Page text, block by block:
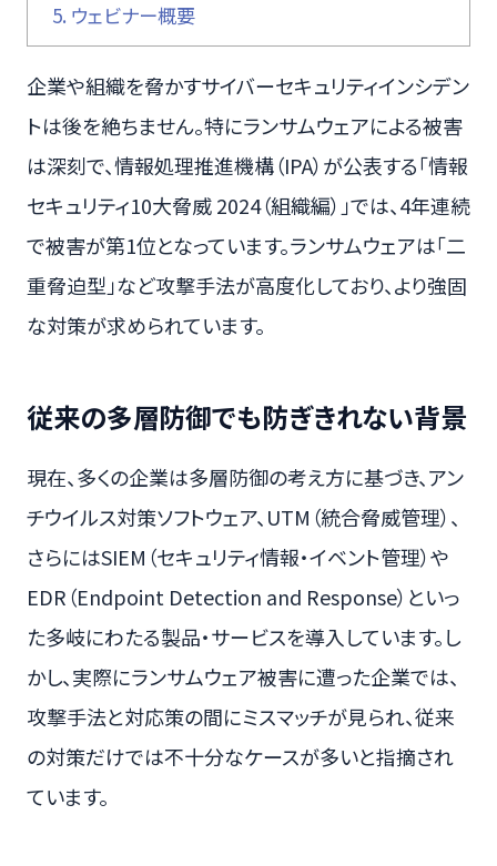
5. ウェビナー概要
企業や組織を脅かすサイバーセキュリティインシデン
トは後を絶ちません。特にランサムウェアによる被害
は深刻で、情報処理推進機構（IPA）が公表する「情報
セキュリティ10大脅威 2024（組織編）」では、4年連続
で被害が第1位となっています。ランサムウェアは「二
重脅迫型」など攻撃手法が高度化しており、より強固
な対策が求められています。
従来の多層防御でも防ぎきれない背景
現在、多くの企業は多層防御の考え方に基づき、アン
チウイルス対策ソフトウェア、UTM（統合脅威管理）、
さらにはSIEM（セキュリティ情報・イベント管理）や
EDR（Endpoint Detection and Response）といっ
た多岐にわたる製品・サービスを導入しています。し
かし、実際にランサムウェア被害に遭った企業では、
攻撃手法と対応策の間にミスマッチが見られ、従来
の対策だけでは不十分なケースが多いと指摘され
ています。